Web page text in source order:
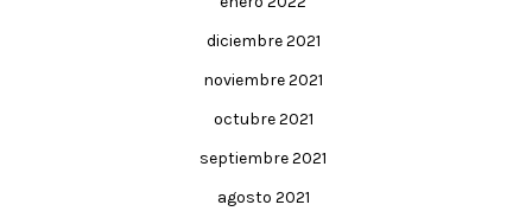
diciembre 2021
noviembre 2021
octubre 2021
septiembre 2021
agosto 2021